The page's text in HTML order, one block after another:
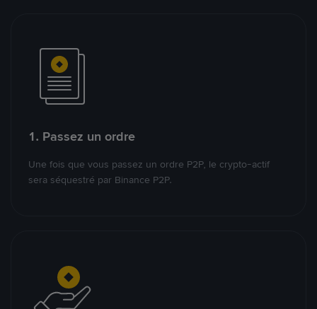
1. Passez un ordre
Une fois que vous passez un ordre P2P, le crypto-actif
sera séquestré par Binance P2P.